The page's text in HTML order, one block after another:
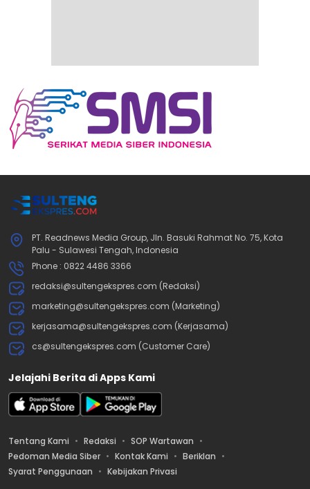
PT. Readnews Media Group, Jln. Basuki Rahmat No. 75, Kota
Palu - Sulawesi Tengah, Indonesia
Phone : 0822 4486 3366
redaksi@sultengekspres.com (Redaksi)
marketing@sultengekspres.com (Marketing)
kerjasama@sultengekspres.com (Kerjasama)
cs@sultengekspres.com (Customer Care)
Jelajahi Berita di Apps Kami
Tentang Kami Redaksi
SOP Wartawan
Pedoman Media Siber
Kontak Kami
Beriklan
Syarat Penggunaan
Kebijakan Privasi